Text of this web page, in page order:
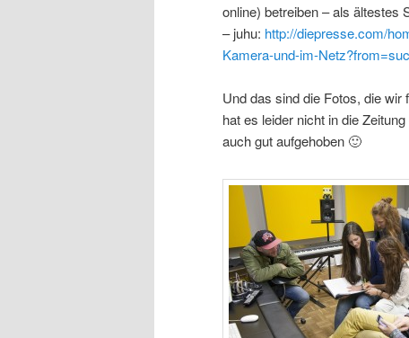
online) betreiben – als ältestes
– juhu: http://diepresse.com/
Kamera-und-im-
Und das sind die Fotos, die
hat es leider nicht in die
auch gut aufgehoben 🙂